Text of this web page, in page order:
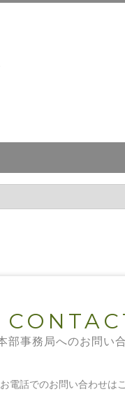
部事務局へのお問い
お電話でのお問い合わせは